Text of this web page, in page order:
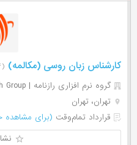
کارشناس زبان روسی (مکالمه) (۲۴ روز پیش)
گروه نرم افزاری رازنامه | Raznameh Group
تهران، تهران
قرارداد تمام‌وقت (برای مشاهده